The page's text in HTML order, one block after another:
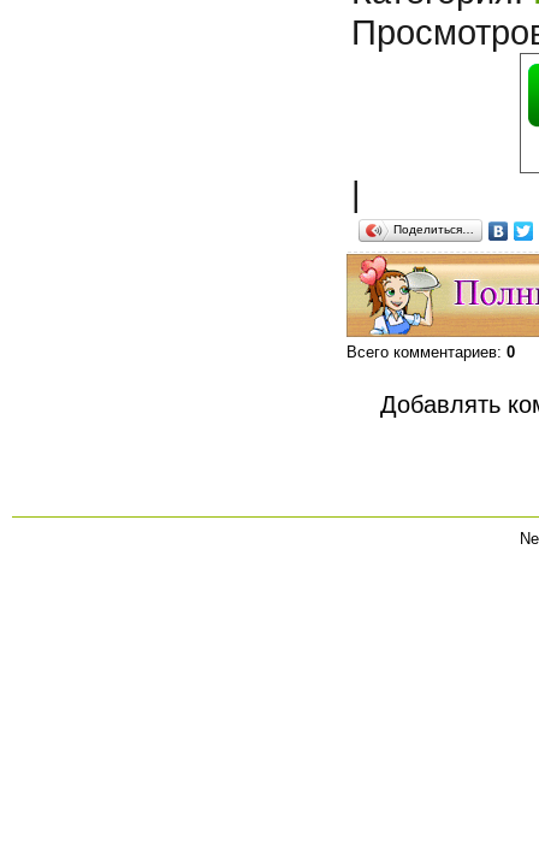
|
Поделиться…
Всего комментариев: 0
Добавлять